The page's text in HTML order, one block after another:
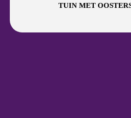
TUIN MET